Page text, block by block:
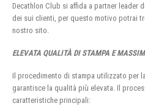
Decathlon Club si affida a partner leader
dei sui clienti, per questo motivo potrai
nostro sito.
ELEVATA QUALITÀ DI STAMPA E
Il procedimento di stampa utilizzato per
garantisce la qualità più elevata. Il
caratteristiche principali: